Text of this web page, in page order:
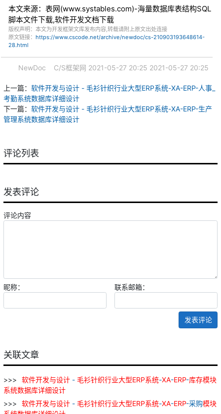
本文来源：表网(www.systables.com)-海量数据库表结构SQL
脚本文件下载,软件开发文档下载
版权声明：本文为开发框架文库发布内容,转载请附上原文出处连接
原文链接： https://www.cscode.net/archive/newdoc/cs-210903193648614-
28.html
NewDoc C/S框架网 2021-05-27 20:25 2021-05-27 20:25
上一篇： 软件开发与设计 - 毛衫针织行业大型ERP系统-XA-ERP-人事_
考勤系统数据库详细设计
下一篇： 软件开发与设计 - 毛衫针织行业大型ERP系统-XA-ERP-生产
管理系统数据库详细设计
评论列表
发表评论
评论内容
昵称： 联系邮箱：
发表评论
关联文章
软件开发与设计 - 毛衫针织行业大型ERP系统-XA-ERP-库存模块
系统数据库详细设计
软件开发与设计 - 毛衫针织行业大型ERP系统-XA-ERP-采购模块